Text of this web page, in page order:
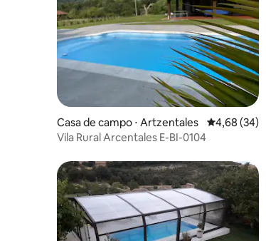
Casa de campo ⋅ Artzentales 4,68 de
4,68 (34)
Vila Rural Arcentales E-BI-0104